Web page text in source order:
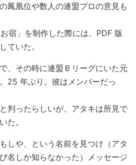
鳳凰位や数人の連盟プロの意見も
宿」を制作した際には、PDF 版
ていた。
、その時に連盟Ｂリーグにいた元
25 年ぶり。彼はメンバーだっ
判ったらしいが、アタキは所見で
た。
しや、という名前を見つけ（アタ
名しか知らなかった）メッセージ